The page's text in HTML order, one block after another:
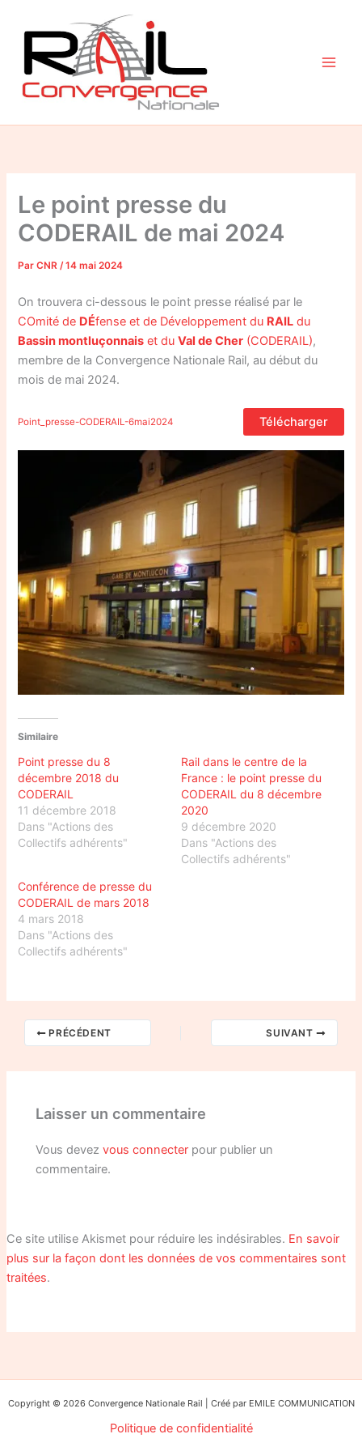
contenu
Le point presse du
CODERAIL de mai 2024
ParCNR/14 mai 2024
On trouvera ci-dessous le point presse réalisé par le
COmitéde DÉfense et de Développement du RAIL du
Bassin montluçonnais et duVal de Cher (CODERAIL),
membre de la Convergence Nationale Rail, au début du
mois de mai 2024.
Point_presse-CODERAIL-6mai2024 Télécharger
Similaire
Point presse du 8
décembre 2018 du
CODERAIL
11 décembre 2018
Dans "Actions des
Collectifs adhérents"
Rail dans le centre de la
France : le point presse du
CODERAIL du 8 décembre
2020
9 décembre 2020
Dans "Actions des
Collectifs adhérents"
Conférence de presse du
CODERAIL de mars 2018
4 mars 2018
Dans "Actions des
Collectifs adhérents"
PRÉCÉDENT SUIVANT
Laisser un commentaire
Vous devezvous connecter pour publier un
commentaire.
Ce site utilise Akismet pour réduire les indésirables. En savoir
plus sur la façon dont les données de vos commentaires sont
traitées.
Copyright © 2026 Convergence Nationale Rail | Créé par EMILE COMMUNICATION
Politique de confidentialité